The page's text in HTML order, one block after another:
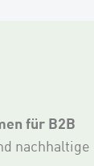
für B2B
nachhaltige